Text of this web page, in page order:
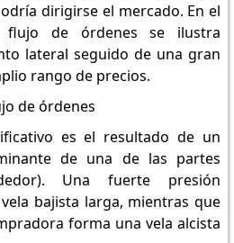
dirigirse el mercado. En el
flujo de órdenes se ilustra
lateral seguido de una gran
rango de precios.
es el resultado de un
de una de las partes
Una fuerte presión
bajista larga, mientras que
forma una vela alcista